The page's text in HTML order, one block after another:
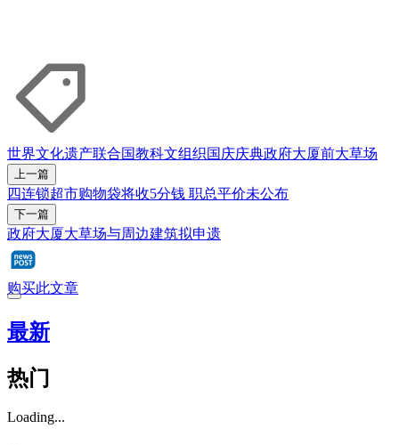
世界文化遗产联合国教科文组织国庆庆典政府大厦前大草场
上一篇
四连锁超市购物袋将收5分钱 职总平价未公布
下一篇
政府大厦大草场与周边建筑拟申遗
购买此文章
最新
热门
Loading...